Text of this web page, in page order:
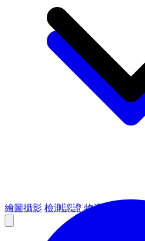
繪圖攝影 檢測認證 物流倉儲